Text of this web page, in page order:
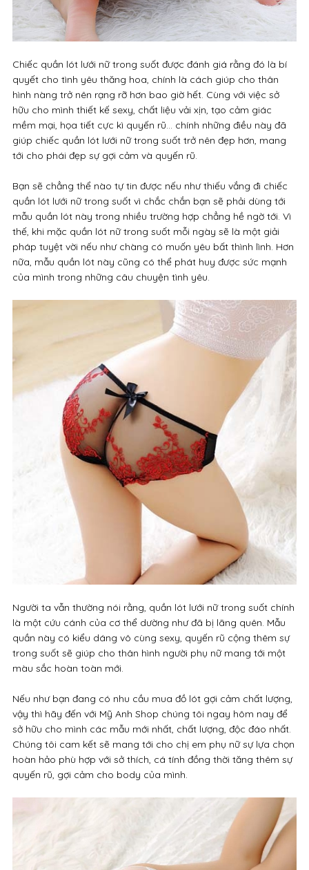
Chiếc quần lót lưới nữ trong suốt được đánh giá rằng đó là bí
quyết cho tình yêu thăng hoa, chính là cách giúp cho thân
hình nàng trở nên rạng rỡ hơn bao giờ hết. Cùng với việc sở
hữu cho mình thiết kế sexy, chất liệu vải xịn, tạo cảm giác
mềm mại, họa tiết cực kì quyến rũ… chính những điều này đã
giúp chiếc quần lót lưới nữ trong suốt trở nên đẹp hơn, mang
tới cho phái đẹp sự gợi cảm và quyến rũ.
Bạn sẽ chẳng thể nào tự tin được nếu như thiếu vắng đi chiếc
quần lót lưới nữ trong suốt vì chắc chắn bạn sẽ phải dùng tới
mẫu quần lót này trong nhiều trường hợp chẳng hề ngờ tới. Vì
thế, khi mặc quần lót nữ trong suốt mỗi ngày sẽ là một giải
pháp tuyệt vời nếu như chàng có muốn yêu bất thình lình. Hơn
nữa, mẫu quần lót này cũng có thể phát huy được sức mạnh
của mình trong những câu chuyện tình yêu.
Người ta vẫn thường nói rằng, quần lót lưới nữ trong suốt chính
là một cứu cánh của cơ thể dường như đã bị lãng quên. Mẫu
quần này có kiểu dáng vô cùng sexy, quyến rũ cộng thêm sự
trong suốt sẽ giúp cho thân hình người phụ nữ mang tới một
màu sắc hoàn toàn mới.
Nếu như bạn đang có nhu cầu mua đồ lót gợi cảm chất lượng,
vậy thì hãy đến với Mỹ Anh Shop chúng tôi ngay hôm nay để
sở hữu cho mình các mẫu mới nhất, chất lượng, độc đáo nhất.
Chúng tôi cam kết sẽ mang tới cho chị em phụ nữ sự lựa chọn
hoàn hảo phù hợp với sở thích, cá tính đồng thời tăng thêm sự
quyến rũ, gợi cảm cho body của mình.